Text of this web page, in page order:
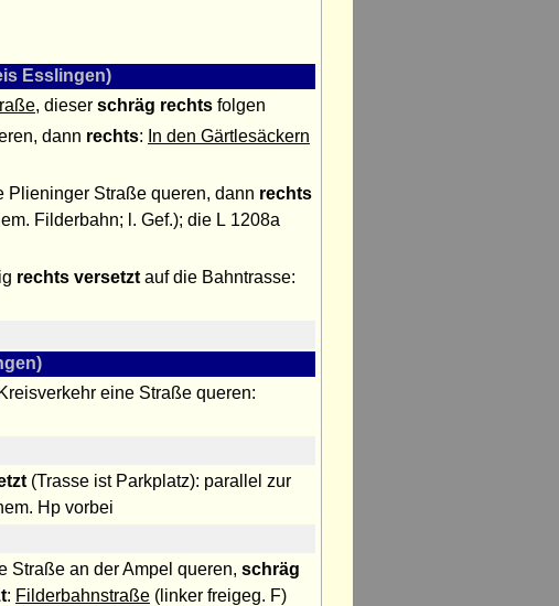
Esslingen)
, dieser schräg rechts folgen
dann rechts: In den Gärtlesäckern
Plieninger Straße queren, dann rechts
Filderbahn; l. Gef.); die L 1208a
rechts versetzt auf die Bahntrasse:
eine Straße queren:
(Trasse ist Parkplatz): parallel zur
Hp vorbei
Straße an der Ampel queren, schräg
: Filderbahnstraße (linker freigeg. F)